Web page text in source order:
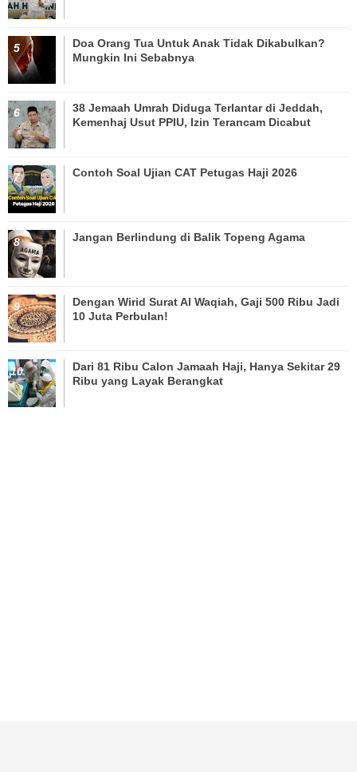
Doa Orang Tua Untuk Anak Tidak Dikabulkan?
Mungkin Ini Sebabnya
38 Jemaah Umrah Diduga Terlantar di Jeddah,
Kemenhaj Usut PPIU, Izin Terancam Dicabut
Contoh Soal Ujian CAT Petugas Haji 2026
Jangan Berlindung di Balik Topeng Agama
Dengan Wirid Surat Al Waqiah, Gaji 500 Ribu Jadi
10 Juta Perbulan!
Dari 81 Ribu Calon Jamaah Haji, Hanya Sekitar 29
Ribu yang Layak Berangkat